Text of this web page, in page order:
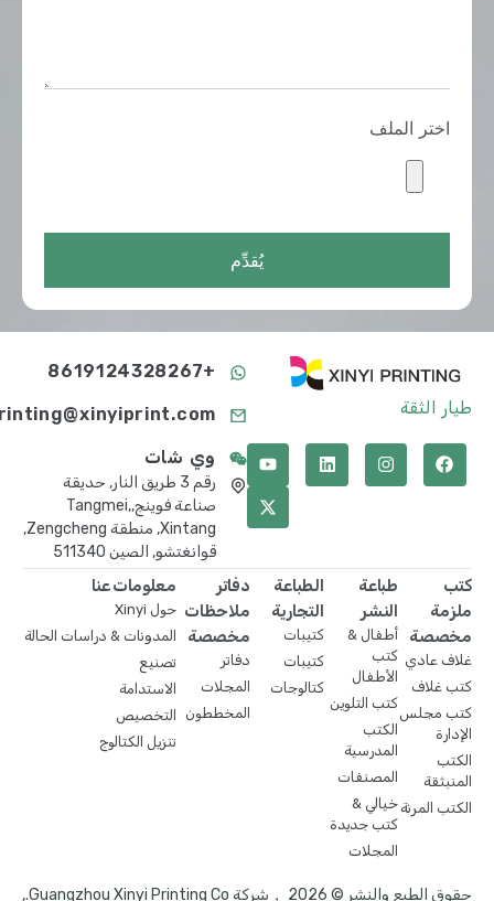
اختر الملف
يُقدِّم
طيار الثقة printing@xinyiprint.com
وي شات
رقم 3 طريق النار, حديقة
صناعة فوينج,Tangmei,
Xintang, منطقة Zengcheng,
قوانغتشو, الصين 511340
كتب
ملزمة
مخصصة
غلاف عادي
كتب غلاف
كتب مجلس
الإدارة
الكتب
المنبثقة
الكتب المرنة
طباعة
النشر
أطفال &
كتب
الأطفال
كتب التلوين
الكتب
المدرسية
المصنفات
خيالي &
كتب جديدة
المجلات
الطباعة
التجارية
كتيبات
كتيبات
كتالوجات
دفاتر
ملاحظات
مخصصة
دفاتر
المجلات
المخططون
معلومات عنا
حول Xinyi
المدونات & دراسات الحالة
تصنيع
الاستدامة
التخصيص
تنزيل الكتالوج
حقوق الطبع والنشر © 2026 ，شركة Guangzhou Xinyi Printing Co.,